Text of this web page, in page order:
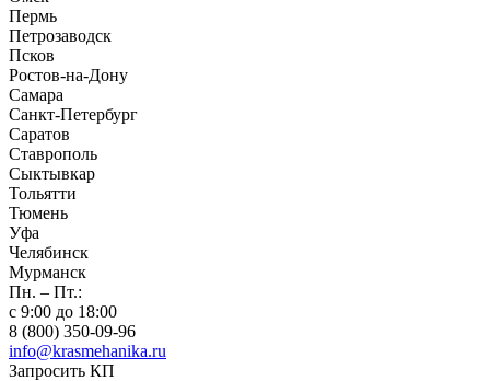
Пермь
Петрозаводск
Псков
Ростов-на-Дону
Самара
Санкт-Петербург
Саратов
Ставрополь
Сыктывкар
Тольятти
Тюмень
Уфа
Челябинск
Мурманск
Пн. – Пт.:
с 9:00 до 18:00
8 (800) 350-09-96
info@krasmehanika.ru
Запросить КП